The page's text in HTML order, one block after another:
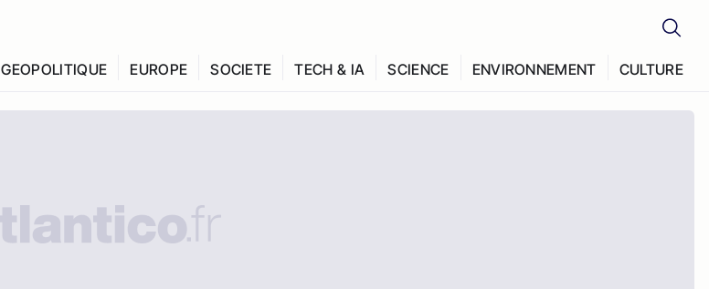
GEOPOLITIQUE EUROPE SOCIETE TECH & IA SCIENCE ENVIRONNEMENT CULTURE